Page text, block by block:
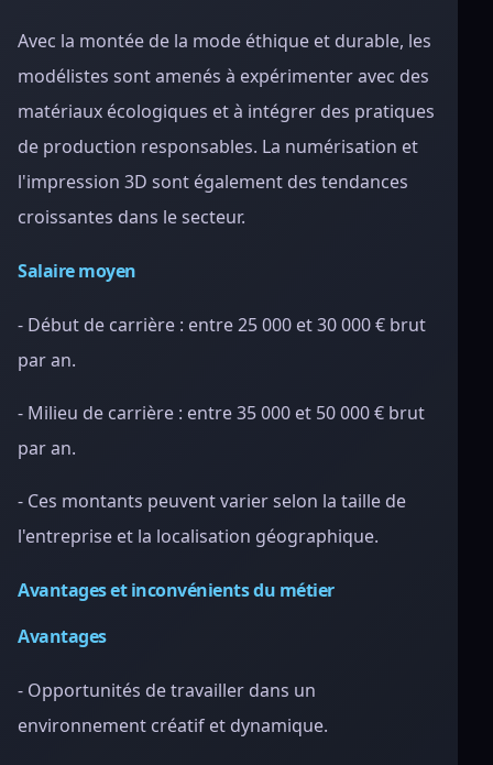
Avec la montée de la mode éthique et durable, les
modélistes sont amenés à expérimenter avec des
matériaux écologiques et à intégrer des pratiques
de production responsables. La numérisation et
l'impression 3D sont également des tendances
croissantes dans le secteur.
Salaire moyen
- Début de carrière : entre 25 000 et 30 000 € brut
par an.
- Milieu de carrière : entre 35 000 et 50 000 € brut
par an.
- Ces montants peuvent varier selon la taille de
l'entreprise et la localisation géographique.
Avantages et inconvénients du métier
Avantages
- Opportunités de travailler dans un
environnement créatif et dynamique.